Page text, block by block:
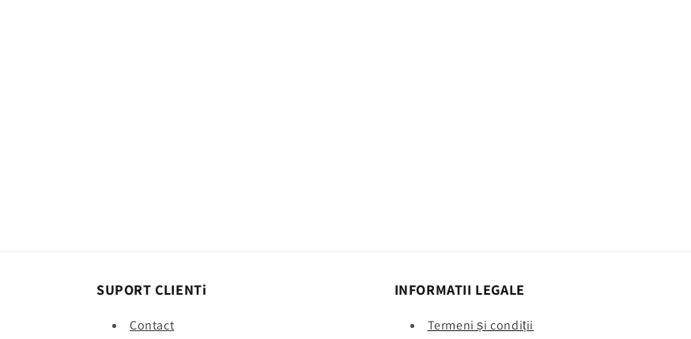
SUPORT CLIENTi
Contact
INFORMATII LEGALE
Termeni și condiții